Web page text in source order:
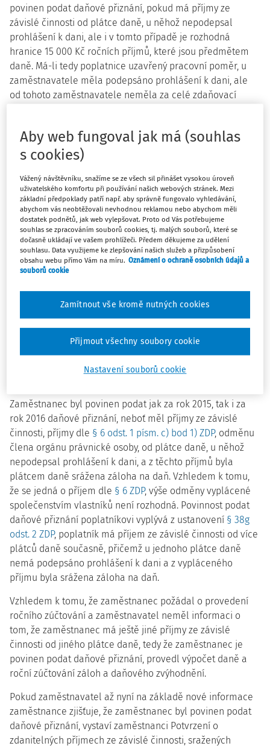
povinen podat daňové přiznání, pokud má příjmy ze
závislé činnosti od plátce daně, u něhož nepodepsal
prohlášení k dani, ale i v tomto případě je rozhodná
hranice 15 000 Kč ročních příjmů, které jsou předmětem
daně. Má-li tedy poplatnice uzavřený pracovní poměr, u
zaměstnavatele měla podepsáno prohlášení k dani, ale
od tohoto zaměstnavatele neměla za celé zdaňovací
povinna podat daňové přiznání.
Samozřejmě, pokud by v uvedeném případě měla
poplatnice příjmy, které by přesáhly 15 000 Kč, např. od
obce nejen jako členka volební komise, ale i odměnu
zastupitele, příjmy, z nichž je srážena záloha na daň, pak
by již byla povinna podat daňové přiznání.
Otázka č. 2:
Zaměstnanec je od roku 2015 členem výboru společenství
stovkách Kč). Teprve teď zjistil, že měl podat za rok 2015 a
zúčtování daní. Co musí udělat, aby to bylo v pořádku, když
měl povinnost podat daňové přiznání? Musí zaměstnavatel
opravit roční zúčtování? Jaké sankce zaměstnanci hrozí?
Zaměstnanec byl povinen podat jak za rok 2015, tak i za
rok 2016 daňové přiznání, neboť měl příjmy ze závislé
činnosti, příjmy dle § 6 odst. 1 písm. c) bod 1) ZDP, odměnu
člena orgánu právnické osoby, od plátce daně, u něhož
nepodepsal prohlášení k dani, a z těchto příjmů byla
plátcem daně srážena záloha na daň. Vzhledem k tomu,
že se jedná o příjem dle § 6 ZDP, výše odměny vyplácené
společenstvím vlastníků není rozhodná. Povinnost podat
daňové přiznání poplatníkovi vyplývá z ustanovení § 38g
odst. 2 ZDP, poplatník má příjem ze závislé činnosti od více
plátců daně současně, přičemž u jednoho plátce daně
nemá podepsáno prohlášení k dani a z vypláceného
příjmu byla srážena záloha na daň.
Vzhledem k tomu, že zaměstnanec požádal o provedení
ročního zúčtování a zaměstnavatel neměl informaci o
tom, že zaměstnanec má ještě jiné příjmy ze závislé
činnosti od jiného plátce daně, tedy že zaměstnanec je
povinen podat daňové přiznání, provedl výpočet daně a
roční zúčtování záloh a daňového zvýhodnění.
Pokud zaměstnavatel až nyní na základě nové informace
zaměstnance zjišťuje, že zaměstnanec byl povinen podat
daňové přiznání, vystaví zaměstnanci Potvrzení o
zdanitelných příjmech ze závislé činnosti, sražených
Aby web fungoval jak má (souhlas
s cookies)
Vážený návštěvníku, snažíme se ze všech sil přinášet vysokou úroveň
uživatelského komfortu při používání našich webových stránek. Mezi
základní předpoklady patří např. aby správně fungovalo vyhledávání,
abychom vás neobtěžovali nevhodnou reklamou nebo abychom měli
dostatek podnětů, jak web vylepšovat. Proto od Vás potřebujeme
souhlas se zpracováním souborů cookies, tj. malých souborů, které se
dočasně ukládají ve vašem prohlížeči. Předem děkujeme za udělení
souhlasu. Data využijeme ke zlepšování našich služeb a přizpůsobení
obsahu webu přímo Vám na míru. Oznámení o ochraně osobních údajů a
souborů cookie
Nastavení souborů cookie
Zamítnout vše kromě nutných cookies
Přijmout všechny soubory cookie